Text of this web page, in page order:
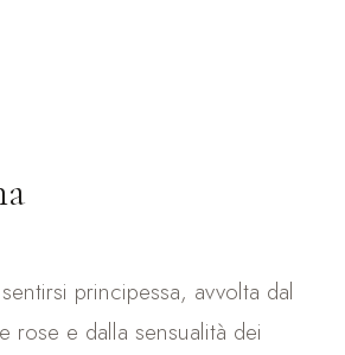
principessa, avvolta dal
rose e dalla sensualità dei